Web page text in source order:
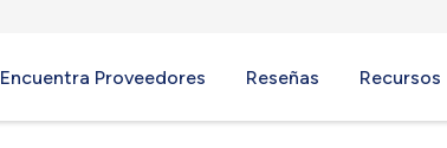
Encuentra Proveedores Reseñas Recursos